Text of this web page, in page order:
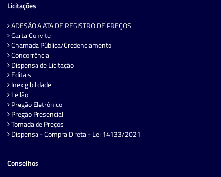
Licitações
ADESÃO A ATA DE REGISTRO DE PREÇOS
Carta Convite
Chamada Pública/Credenciamento
Concorrência
Dispensa de Licitação
Editais
Inexigibilidade
Leilão
Pregão Eletrônico
Pregão Presencial
Tomada de Preços
Dispensa - Compra Direta - Lei 14133/2021
Conselhos